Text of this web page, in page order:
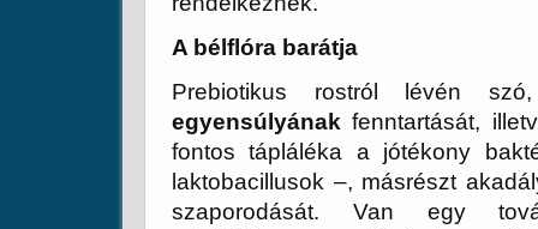
A bélflóra barátja
Prebiotikus rostról lévén
egyensúlyának fenntartását,
fontos tápláléka a jótékony
laktobacillusok –, másrészt
szaporodását. Van egy